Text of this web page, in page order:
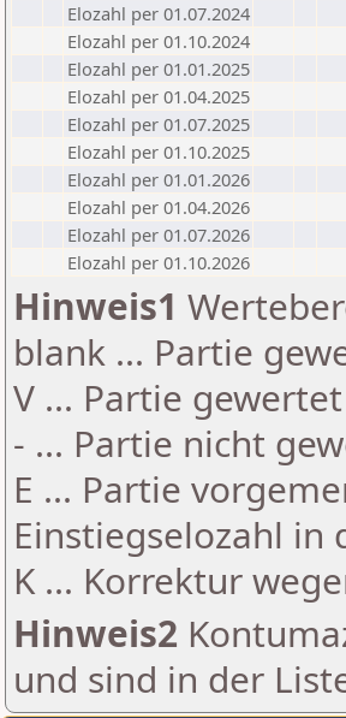
Elozahl per 01.07.2024
Elozahl per 01.10.2024
Elozahl per 01.01.2025
Elozahl per 01.04.2025
Elozahl per 01.07.2025
Elozahl per 01.10.2025
Elozahl per 01.01.2026
Elozahl per 01.04.2026
Elozahl per 01.07.2026
Elozahl per 01.10.2026
Hinweis1
blank ... Partie
V ... Partie
- ... Partie nicht
E ... Partie
Einstiegselozahl in
K ... Korrektur
Hinweis2
und sind in der